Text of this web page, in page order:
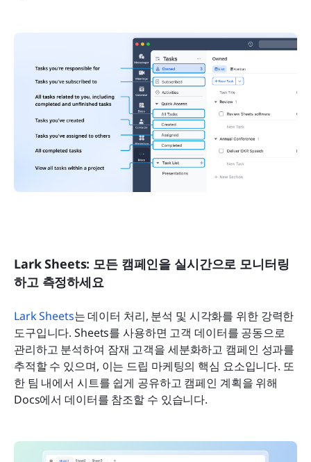
Lark Sheets: 모든 캠페인을 실시간으로 모니터링
하고 측정하세요
Lark Sheets는 데이터 처리, 분석 및 시각화를 위한 강력한
도구입니다. Sheets를 사용하면 고객 데이터를 공동으로
관리하고 분석하여 잠재 고객을 세분화하고 캠페인 성과를
추적할 수 있으며, 이는 드립 마케팅의 핵심 요소입니다. 또
한 팀 내에서 시트를 쉽게 공유하고 캠페인 계획을 위해
Docs에서 데이터를 참조할 수 있습니다.